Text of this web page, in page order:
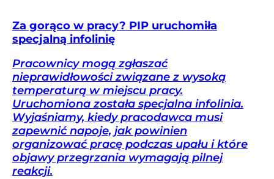
Za gorąco w pracy? PIP uruchomiła
specjalną infolinię
Pracownicy mogą zgłaszać
nieprawidłowości związane z wysoką
temperaturą w miejscu pracy.
Uruchomiona została specjalna infolinia.
Wyjaśniamy, kiedy pracodawca musi
zapewnić napoje, jak powinien
organizować pracę podczas upału i które
objawy przegrzania wymagają pilnej
reakcji.